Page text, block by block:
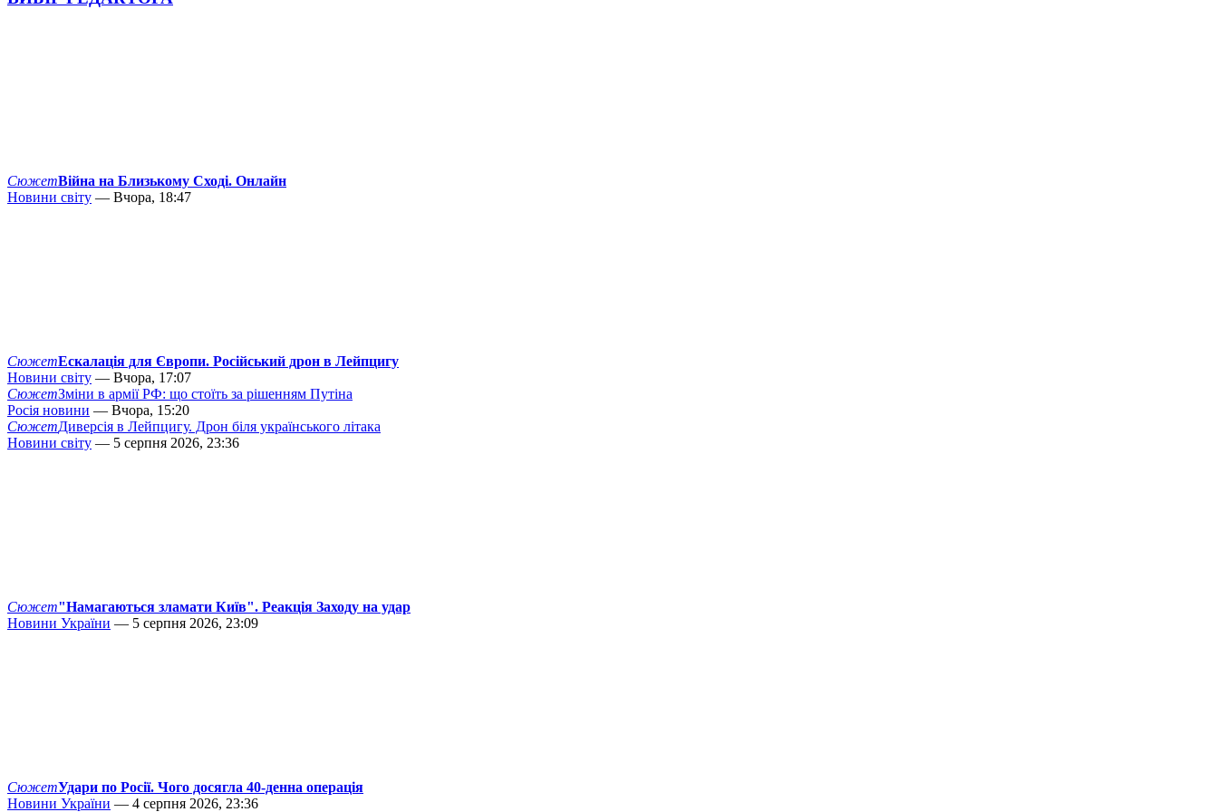
СюжетВійна на Близькому Сході. Онлайн
Новини світу — Вчора, 18:47
СюжетЕскалація для Європи. Російський дрон в Лейпцигу
Новини світу — Вчора, 17:07
СюжетЗміни в армії РФ: що стоїть за рішенням Путіна
Росія новини — Вчора, 15:20
СюжетДиверсія в Лейпцигу. Дрон біля українського літака
Новини світу — 5 серпня 2026, 23:36
Сюжет"Намагаються зламати Київ". Реакція Заходу на удар
Новини України — 5 серпня 2026, 23:09
СюжетУдари по Росії. Чого досягла 40-денна операція
Новини України — 4 серпня 2026, 23:36